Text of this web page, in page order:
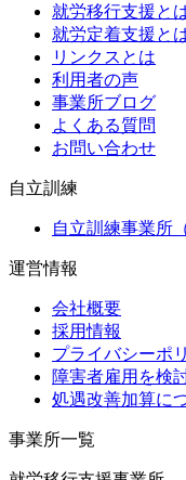
就労移行支援と
就労定着支援と
リンクスとは
利用者の声
事業所ブログ
よくある質問
お問い合わせ
自立訓練
自立訓練事業所
運営情報
会社概要
採用情報
プライバシーポ
障害者雇用を検
処遇改善加算に
事業所一覧